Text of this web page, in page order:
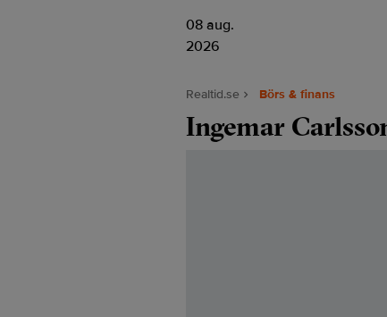
08 aug.
2026
Realtid.se Börs & finans
Ingemar